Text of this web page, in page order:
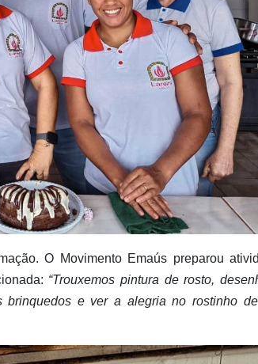
O Movimento Emaús preparou
“Trouxemos pintura de rosto,
brinquedos e ver a alegria no rostinho